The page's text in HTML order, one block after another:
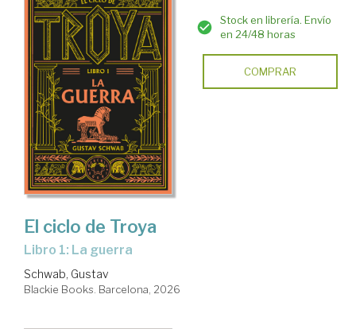
Stock en librería. Envío
en 24/48 horas
COMPRAR
El ciclo de Troya
Libro 1: La guerra
Schwab, Gustav
Blackie Books. Barcelona, 2026